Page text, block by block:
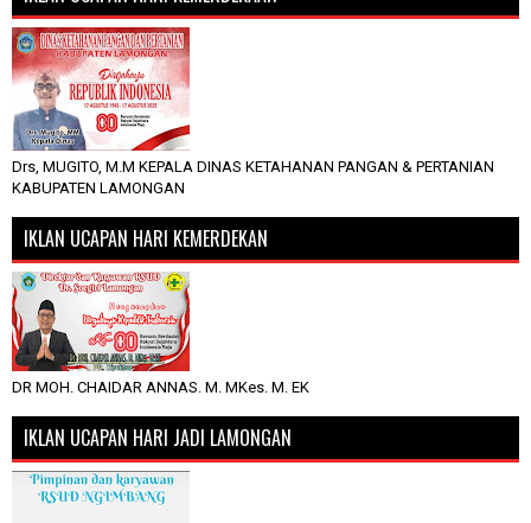
Drs, MUGITO, M.M KEPALA DINAS KETAHANAN PANGAN & PERTANIAN
KABUPATEN LAMONGAN
IKLAN UCAPAN HARI KEMERDEKAN
DR MOH. CHAIDAR ANNAS. M. MKes. M. EK
IKLAN UCAPAN HARI JADI LAMONGAN